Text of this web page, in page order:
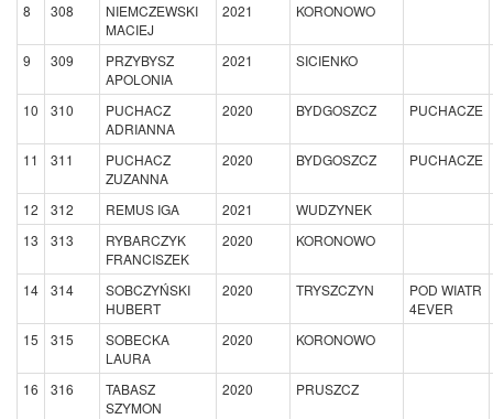
8
308
NIEMCZEWSKI
MACIEJ
2021 KORONOWO
9 309
PRZYBYSZ
APOLONIA
2021 SICIENKO
10 310
PUCHACZ
ADRIANNA
2020 BYDGOSZCZ PUCHACZE
11 311
PUCHACZ
ZUZANNA
2020 BYDGOSZCZ PUCHACZE
12 312 REMUS IGA 2021
WUDZYNEK
13
313
RYBARCZYK
FRANCISZEK
2020 KORONOWO
14 314
SOBCZYŃSKI
HUBERT
2020 TRYSZCZYN
POD WIATR
4EVER
15
315
SOBECKA
LAURA
2020 KORONOWO
16 316
TABASZ
SZYMON
2020 PRUSZCZ